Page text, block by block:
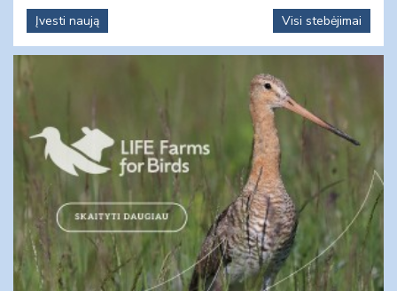
Įvesti naują
Visi stebėjimai